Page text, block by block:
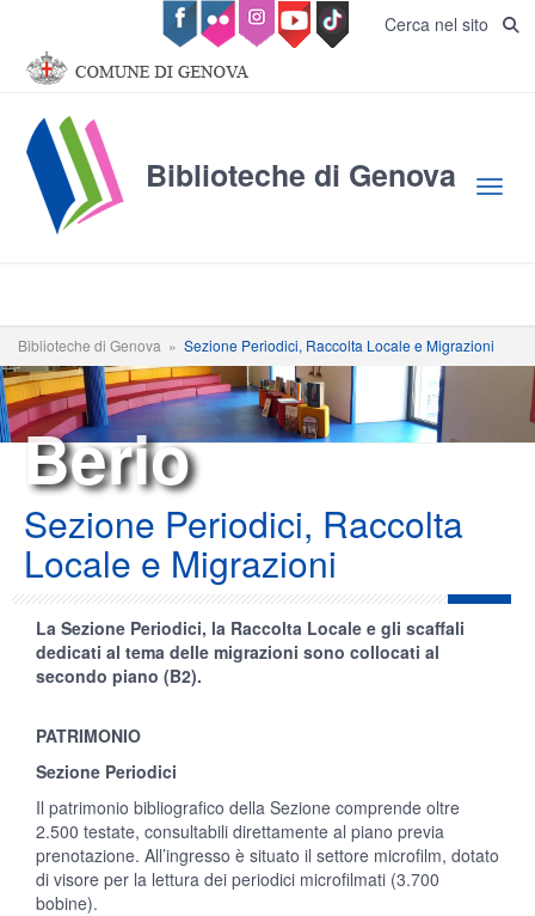
Salta al contenuto principale Cerca nel sito
Biblioteche di Genova
Biblioteche di Genova » Sezione Periodici, Raccolta Locale e Migrazioni
Berio
Sezione Periodici, Raccolta
Locale e Migrazioni
La Sezione Periodici, la Raccolta Locale e gli scaffali
dedicati al tema delle migrazioni sono collocati al
secondo piano (B2).
PATRIMONIO
Sezione Periodici
Il patrimonio bibliografico della Sezione comprende oltre
2.500 testate, consultabili direttamente al piano previa
prenotazione. All’ingresso è situato il settore microfilm, dotato
di visore per la lettura dei periodici microfilmati (3.700
bobine).